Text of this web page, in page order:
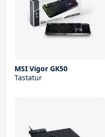
MSI Vigor GK50
Tastatur